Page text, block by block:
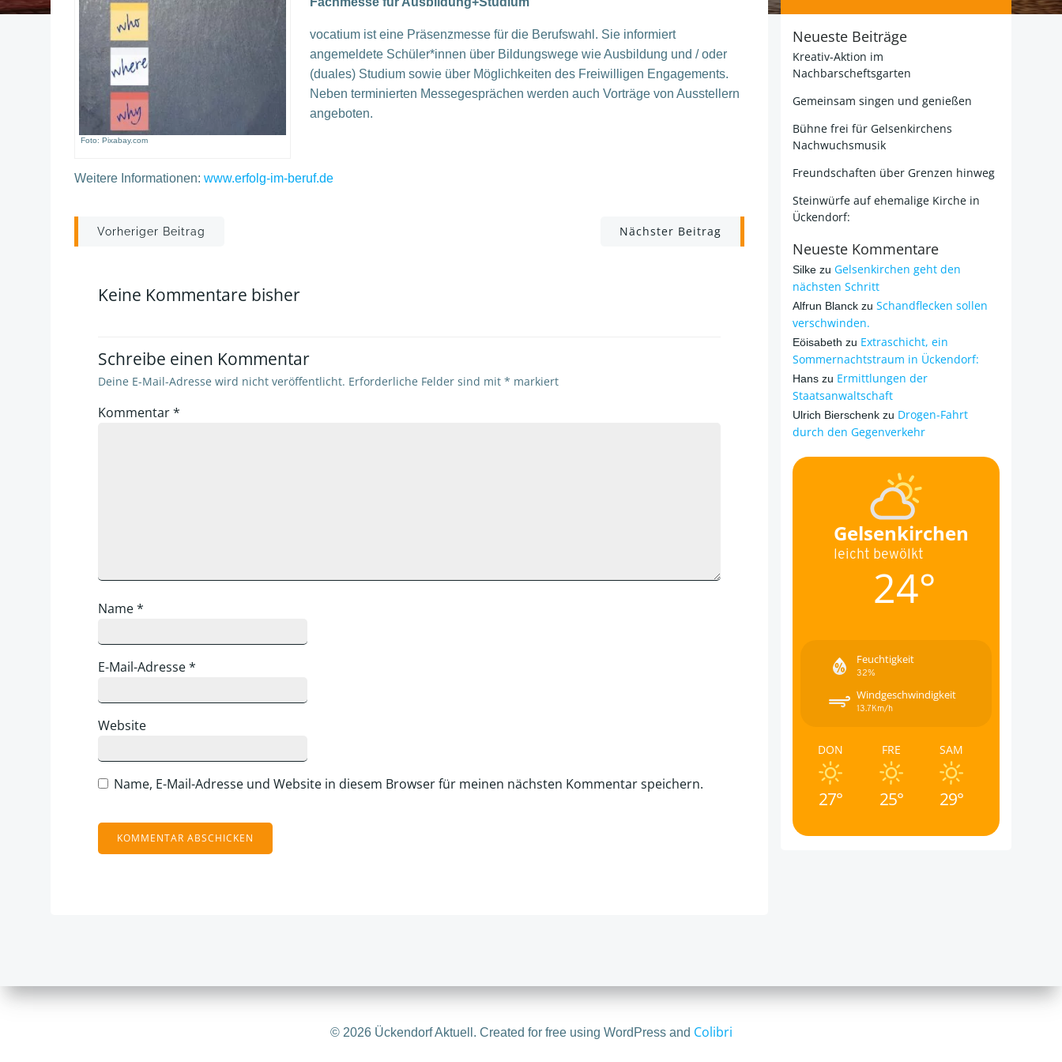
Foto: Pixabay.com
vocatium ist eine Präsenzmesse für die Berufswahl. Sie informiert
angemeldete Schüler*innen über Bildungswege wie Ausbildung und / oder
(duales) Studium sowie über Möglichkeiten des Freiwilligen Engagements.
Neben terminierten Messegesprächen werden auch Vorträge von Ausstellern
angeboten.
Weitere Informationen: www.erfolg-im-beruf.de
Post
Vorheriger Beitrag Nächster Beitrag
Keine Kommentare bisher
Schreibe einen Kommentar
Deine E-Mail-Adresse wird nicht veröffentlicht. Erforderliche Felder sind mit * markiert
Kommentar*
Name*
E-Mail-Adresse*
Website
Name, E-Mail-Adresse und Website in diesem Browser für meinen nächsten Kommentar speichern.
Neueste Beiträge
Kreativ-Aktion im
Nachbarscheftsgarten
Gemeinsam singen und genießen
Bühne frei für Gelsenkirchens
Nachwuchsmusik
Freundschaften über Grenzen hinweg
Steinwürfe auf ehemalige Kirche in
Ückendorf:
Neueste Kommentare
Silke zu Gelsenkirchen geht den
nächsten Schritt
Alfrun Blanck zu Schandflecken sollen
verschwinden.
Eöisabeth zu Extraschicht, ein
Sommernachtstraum in Ückendorf:
Hans zu Ermittlungen der
Staatsanwaltschaft
Ulrich Bierschenk zu Drogen-Fahrt
durch den Gegenverkehr
Gelsenkirchen
leicht bewölkt
24°
Feuchtigkeit
32%
Windgeschwindigkeit
13.7Km/h
DON
27°
FRE
25°
SAM
29°
© 2026 Ückendorf Aktuell. Created for free using WordPress and Colibri